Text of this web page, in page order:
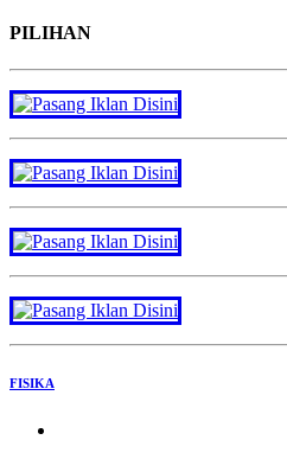
PILIHAN
FISIKA